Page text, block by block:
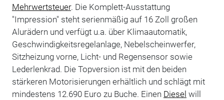
Mehrwertsteuer. Die Komplett-Ausstattung
"Impression" steht serienmäßig auf 16 Zoll großen
Alurädern und verfügt u.a. über Klimaautomatik,
Geschwindigkeitsregelanlage, Nebelscheinwerfer,
Sitzheizung vorne, Licht- und Regensensor sowie
Lederlenkrad. Die Topversion ist mit den beiden
stärkeren Motorisierungen erhältlich und schlägt mit
mindestens 12.690 Euro zu Buche. Einen Diesel will